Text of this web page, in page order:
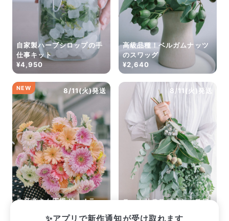
✨アプリで新作通知が受け取れます
自家製ハーブシロップの手
仕事キット
¥4,950
高級品種！ベルガムナッツ
のスワッグ
¥2,640
8/11(火)発送
NEW
生産者さん応援ガーベラ
8/11(火)発送
ユーカリのスパイシースワ